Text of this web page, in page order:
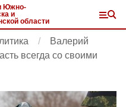
Южно-
и
области
Валерий
всегда со своими